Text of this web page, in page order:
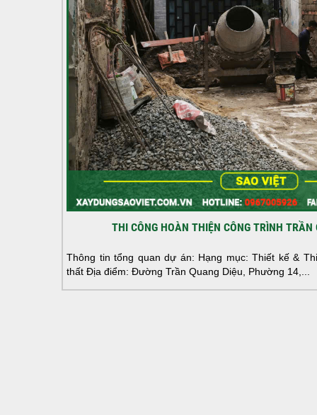
THI CÔNG HOÀN THIỆN CÔNG TRÌNH TRẦN
Thông tin tổng quan dự án: Hạng mục: Thiết kế &
thất Địa điểm: Đường Trần Quang Diệu, Phường 14,...